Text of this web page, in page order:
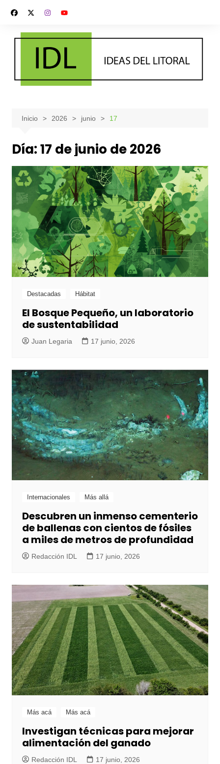
contenido
Inicio 2026 junio 17
Día:17 de junio de 2026
Destacadas Hábitat
El Bosque Pequeño, un laboratorio
de sustentabilidad
Juan Legaria 17 junio, 2026
Internacionales Más allá
Descubren un inmenso cementerio
de ballenas con cientos de fósiles
a miles de metros de profundidad
Redacción IDL 17 junio, 2026
Más acá Más acá
Investigan técnicas para mejorar
alimentación del ganado
Redacción IDL 17 junio, 2026